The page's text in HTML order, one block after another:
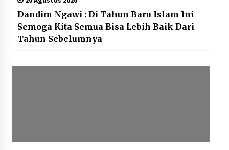
Dandim Ngawi : Di Tahun Baru Islam Ini
Semoga Kita Semua Bisa Lebih Baik Dari
Tahun Sebelumnya